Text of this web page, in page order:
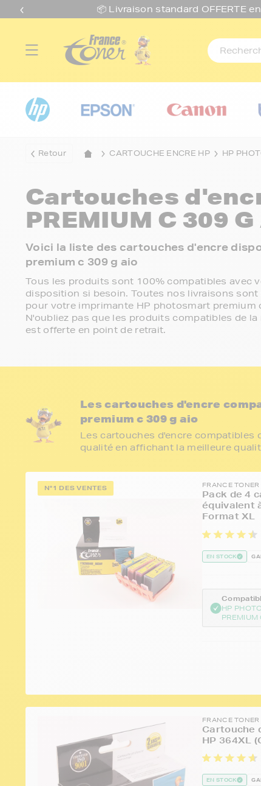
📦 Livraison standard OFFERTE
Retour CARTOUCHE ENCRE HP HP
Cartouches
PREMIUM C 309 G
Voici la liste des cartouches d'encre
premium c 309 g aio
Tous les produits sont 100% compatibles avec
disposition si besoin. Toutes nos livraisons
pour votre imprimante HP photosmart premium
N'oubliez pas que les produits compatibles de
est offerte en point de retrait.
Les cartouches d'encre
premium c 309 g aio
Les cartouches d'encre compatibles
qualité en affichant la meilleure
N°1 DES VENTES FRANCE TONER
Pack de 4
équivalent
Format XL
EN STOCK
HP
FRANCE TONER
Cartouche
HP 364XL
EN STOCK